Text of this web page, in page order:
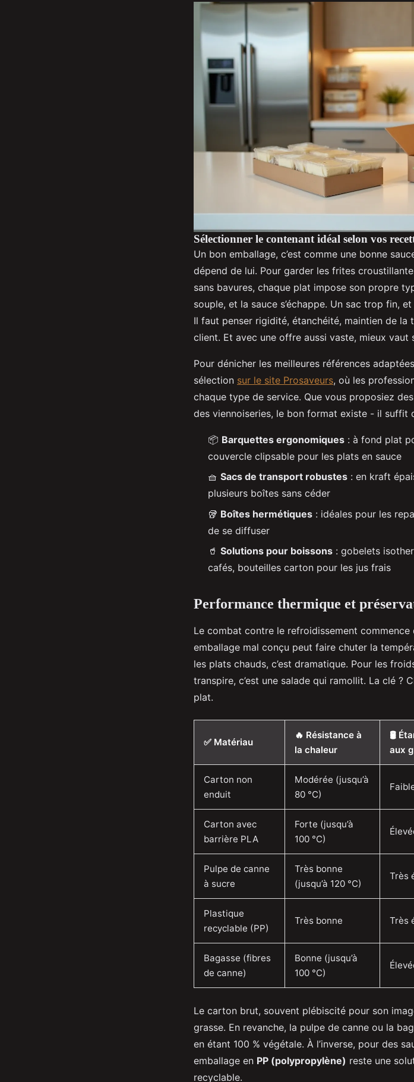
Sélectionner le contenant idéal selon vos
Un bon emballage, c’est comme une bonne
dépend de lui. Pour garder les frites
sans bavures, chaque plat impose son propre
souple, et la sauce s’échappe. Un sac trop fin,
Il faut penser rigidité, étanchéité, maintien de
client. Et avec une offre aussi vaste, mieux vaut
Pour dénicher les meilleures références
sélection sur le site Prosaveurs, où les
chaque type de service. Que vous proposiez
des viennoiseries, le bon format existe - il suffit
📦 Barquettes ergonomiques : à fond plat
couvercle clipsable pour les plats en sauce
🧺 Sacs de transport robustes : en kraft
plusieurs boîtes sans céder
🥡 Boîtes hermétiques : idéales pour les
de se diffuser
🥤 Solutions pour boissons : gobelets
cafés, bouteilles carton pour les jus frais
Performance thermique et
Le combat contre le refroidissement
emballage mal conçu peut faire chuter la
les plats chauds, c’est dramatique. Pour les
transpire, c’est une salade qui ramollit. La clé ?
plat.
✅ Matériau
🔥 Résistance à
la chaleur
🛢️
aux
Carton non
enduit
Modérée (jusqu’à
80 °C)
Carton avec
barrière PLA
Forte (jusqu’à
100 °C)
Pulpe de canne
à sucre
Très bonne
(jusqu’à 120 °C)
Très
Plastique
recyclable (PP)
Très bonne Très
Bagasse (fibres
de canne)
Bonne (jusqu’à
100 °C)
Le carton brut, souvent plébiscité pour son
grasse. En revanche, la pulpe de canne ou la
en étant 100 % végétale. À l’inverse, pour des
emballage en PP (polypropylène) reste une
recyclable.